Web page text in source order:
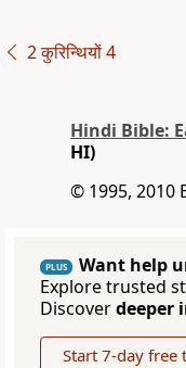
2 कुरिन्थियों 4
Hindi Bible:
HI)
© 1995, 2010
PLUS
Want help
Explore trusted
Discoverdeeper
Start 7-day free